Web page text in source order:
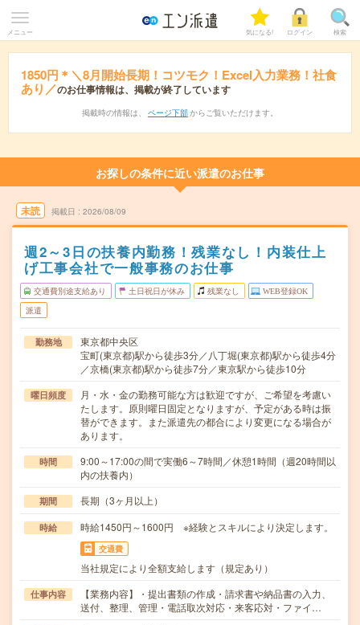
メニュー 気になる! ログイン 検索
1850円＊＼8月開始長期！コツモク！Excel入力業務！社食
あり／のお仕事情報は、掲載が終了しています
掲載時の情報は、 ページ下部 からご覧いただけます。
お探しの条件に近い派遣のお仕事
未読 掲載日 2026/08/09
週2～3日の扶養内勤務！残業なし！内装仕上
げ工事会社で一般事務のお仕事
交通費別途支給あり 土日祝日が休み 残業なし WEB登録OK
派遣
勤務地
東京都中央区
宝町(東京都)駅から徒歩3分／八丁堀(東京都)駅から徒歩4分
／京橋(東京都)駅から徒歩7分／東京駅から徒歩10分
曜日頻度
月・水・金の勤務可能な方は歓迎ですが、ご希望を考慮い
たします。原則曜日固定となりますが、予定がある時は振
替ができます。また派遣先の都合により変更になる場合が
あります。
時間
9:00～17:00の間で実働6～7時間／休憩1時間（週20時間以
内の扶養内）
期間 長期（3ヶ月以上）
時給 時給1450円～1600円 ※経験とスキルにより決定します。
交通費
当社規定により全額支給します（規定あり）
仕事内容
【業務内容】・提出書類の作成・請求書や納品書の入力、
送付、整理、管理・電話取次対応・来客応対・ファイ…